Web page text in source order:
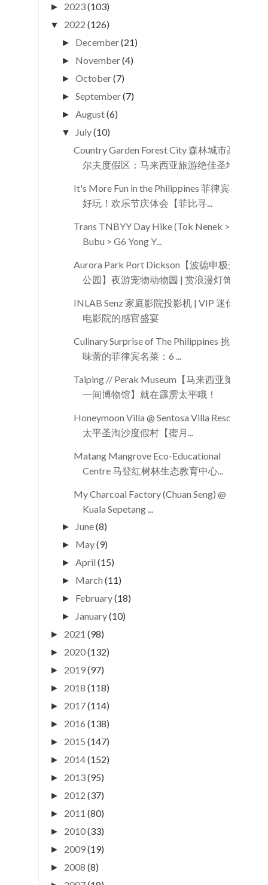
► 2023(103)
▼ 2022 (126)
► December(21)
► November(4)
►October(7)
►September(7)
►August(6)
▼July(10)
Country Garden Forest City 森林城市高
尔夫度假区：马来西亚旅游绝佳圣地
It's More Fun in the Philippines 菲律宾太
好玩！欢乐节庆体会【菲比寻...
Trans TNBYY Day Hike (Tok Nenek >
Bubu > G6 Yong Y...
Aurora Park Port Dickson【波德申极光
公园】夜游宠物动物园 | 赏浪漫灯饰
INLAB Senz 家庭影院投影机 | VIP 迷你
电影院的感官盛宴
Culinary Surprise of The Philippines 挑战
味蕾的菲律宾名菜：6 ...
Taiping // Perak Museum【马来西亚第
一间博物馆】就在霹雳太平哦！
Honeymoon Villa @ Sentosa Villa Resort
太平圣淘沙度假村【蜜月...
Matang Mangrove Eco-Educational
Centre 马登红树林生态教育中心...
My Charcoal Factory (Chuan Seng) @
Kuala Sepetang ...
►June(8)
► May(9)
►April(15)
► March(11)
► February(18)
►January(10)
► 2021 (98)
► 2020(132)
► 2019(97)
► 2018 (118)
► 2017(114)
► 2016 (138)
► 2015 (147)
► 2014(152)
► 2013(95)
► 2012 (37)
► 2011 (80)
► 2010(33)
► 2009(19)
► 2008 (8)